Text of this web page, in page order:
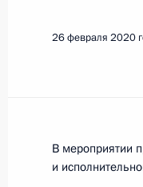
26 февраля 2020
В мероприятии
и